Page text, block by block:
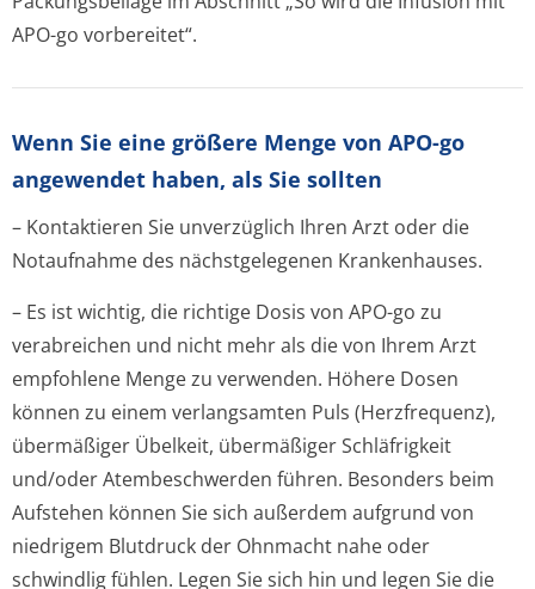
APO-go vorbereitet“.
Wenn Sie eine größere Menge von APO-go
angewendet haben, als Sie sollten
– Kontaktieren Sie unverzüglich Ihren Arzt oder die
Notaufnahme des nächstgelegenen Krankenhauses.
– Es ist wichtig, die richtige Dosis von APO-go zu
verabreichen und nicht mehr als die von Ihrem Arzt
empfohlene Menge zu verwenden. Höhere Dosen
können zu einem verlangsamten Puls (Herzfrequenz),
übermäßiger Übelkeit, übermäßiger Schläfrigkeit
und/oder Atembeschwerden führen. Besonders beim
Aufstehen können Sie sich außerdem aufgrund von
niedrigem Blutdruck der Ohnmacht nahe oder
schwindlig fühlen. Legen Sie sich hin und legen Sie die